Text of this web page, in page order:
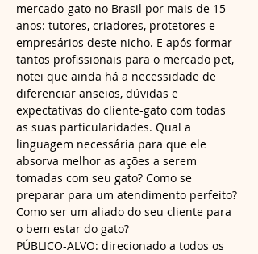
mercado-gato no Brasil por mais de 15
anos: tutores, criadores, protetores e
empresários deste nicho. E após formar
tantos profissionais para o mercado pet,
notei que ainda há a necessidade de
diferenciar anseios, dúvidas e
expectativas do cliente-gato com todas
as suas particularidades. Qual a
linguagem necessária para que ele
absorva melhor as ações a serem
tomadas com seu gato? Como se
preparar para um atendimento perfeito?
Como ser um aliado do seu cliente para
o bem estar do gato?
PÚBLICO-ALVO: direcionado a todos os